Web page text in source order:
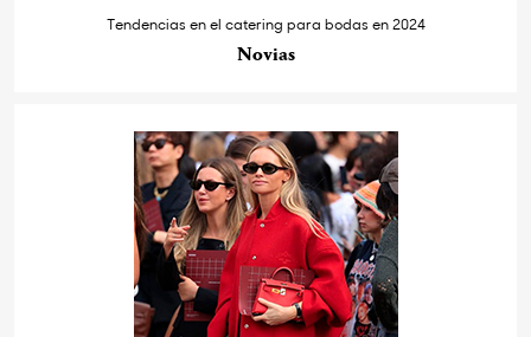
Tendencias en el catering para bodas en 2024
Novias